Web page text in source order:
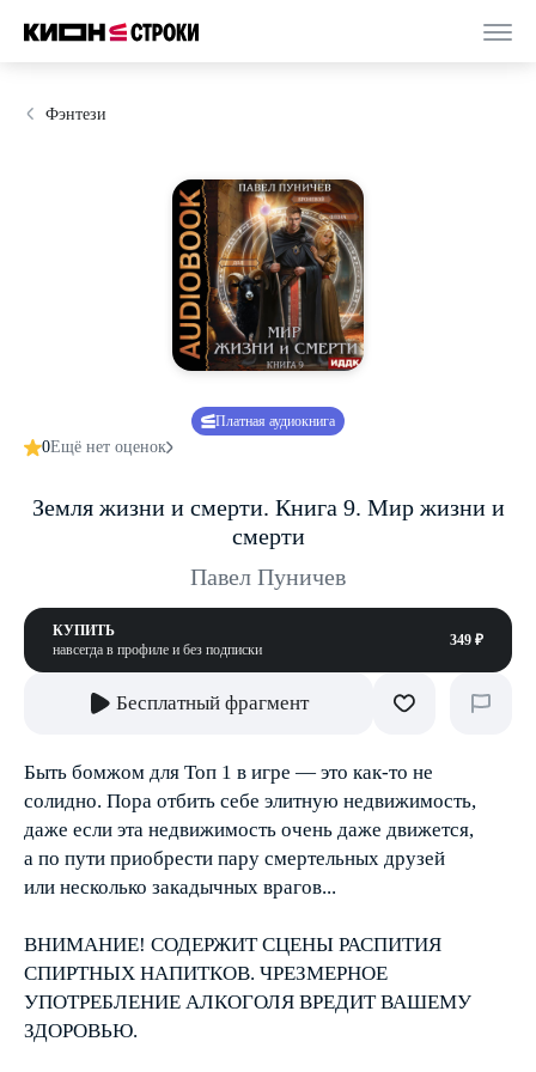
Фэнтези
Платная аудиокнига
0Ещё нет оценок
Земля жизни и смерти. Книга 9. Мир жизни и
смерти
Павел Пуничев
КУПИТЬ
навсегда в профиле и без подписки
349 ₽
Бесплатный фрагмент
Быть бомжом для Топ 1 в игре — это как-то не
солидно. Пора отбить себе элитную недвижимость,
даже если эта недвижимость очень даже движется,
а по пути приобрести пару смертельных друзей
или несколько закадычных врагов...
ВНИМАНИЕ! СОДЕРЖИТ СЦЕНЫ РАСПИТИЯ
СПИРТНЫХ НАПИТКОВ. ЧРЕЗМЕРНОЕ
УПОТРЕБЛЕНИЕ АЛКОГОЛЯ ВРЕДИТ ВАШЕМУ
ЗДОРОВЬЮ.